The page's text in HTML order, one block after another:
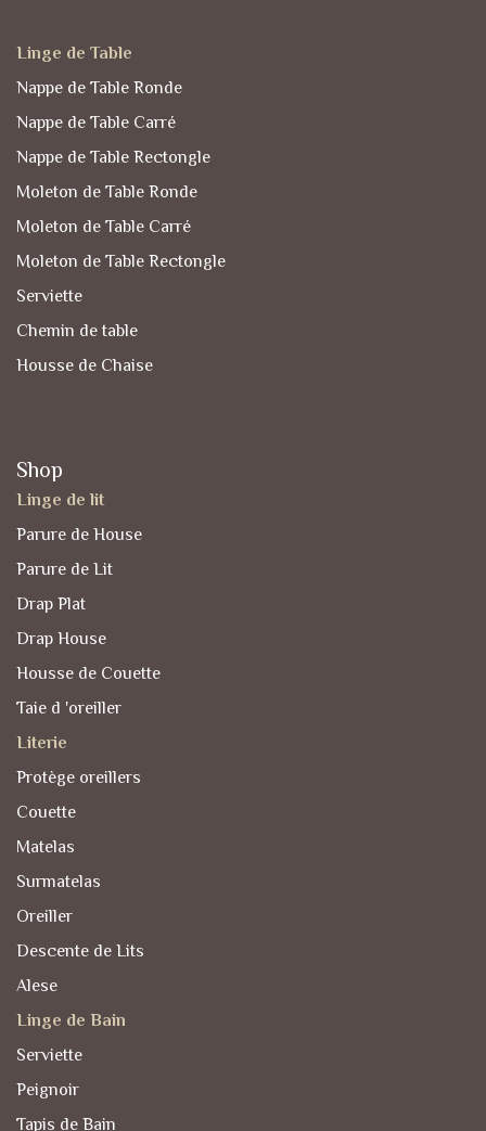
Linge de Table
Nappe de Table Ronde
Nappe de Table Carré
Nappe de Table Rectongle
Moleton de Table Ronde
Moleton de Table Carré
Moleton de Table Rectongle
Serviette
Chemin de table
Housse de Chaise
Shop
Linge de lit
Parure de House
Parure de Lit
Drap Plat
Drap House
Housse de Couette
Taie d 'oreiller
Literie
Protège oreillers
Couette
Matelas
Surmatelas
Oreiller
Descente de Lits
Alese
Linge de Bain
Serviette
Peignoir
Tapis de Bain